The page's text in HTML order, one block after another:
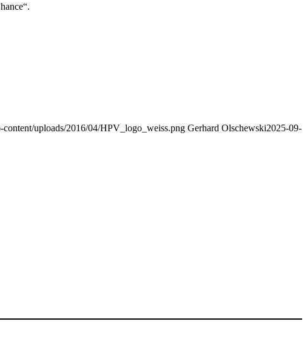
content/uploads/2016/04/HPV_logo_weiss.png Gerhard Olschewski2025-09-